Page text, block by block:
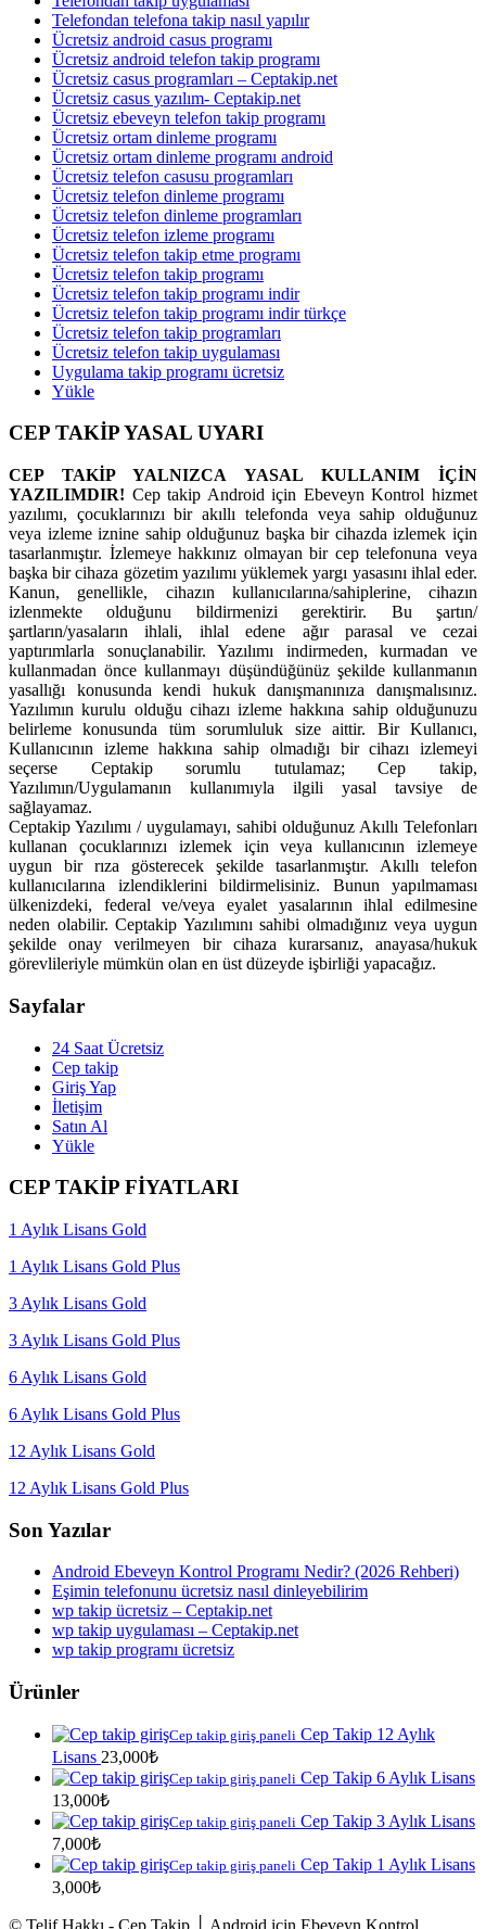
Telefondan telefona takip nasıl yapılır
Ücretsiz android casus programı
Ücretsiz android telefon takip programı
Ücretsiz casus programları – Ceptakip.net
Ücretsiz casus yazılım- Ceptakip.net
Ücretsiz ebeveyn telefon takip programı
Ücretsiz ortam dinleme programı
Ücretsiz ortam dinleme programı android
Ücretsiz telefon casusu programları
Ücretsiz telefon dinleme programı
Ücretsiz telefon dinleme programları
Ücretsiz telefon izleme programı
Ücretsiz telefon takip etme programı
Ücretsiz telefon takip programı
Ücretsiz telefon takip programı indir
Ücretsiz telefon takip programı indir türkçe
Ücretsiz telefon takip programları
Ücretsiz telefon takip uygulaması
Uygulama takip programı ücretsiz
Yükle
CEP TAKİP YASAL UYARI
CEP TAKİP YALNIZCA YASAL KULLANIM İÇİN
YAZILIMDIR! Cep takip Android için Ebeveyn Kontrol hizmet
yazılımı, çocuklarınızı bir akıllı telefonda veya sahip olduğunuz
veya izleme iznine sahip olduğunuz başka bir cihazda izlemek için
tasarlanmıştır. İzlemeye hakkınız olmayan bir cep telefonuna veya
başka bir cihaza gözetim yazılımı yüklemek yargı yasasını ihlal eder.
Kanun, genellikle, cihazın kullanıcılarına/sahiplerine, cihazın
izlenmekte olduğunu bildirmenizi gerektirir. Bu şartın/
şartların/yasaların ihlali, ihlal edene ağır parasal ve cezai
yaptırımlarla sonuçlanabilir. Yazılımı indirmeden, kurmadan ve
kullanmadan önce kullanmayı düşündüğünüz şekilde kullanmanın
yasallığı konusunda kendi hukuk danışmanınıza danışmalısınız.
Yazılımın kurulu olduğu cihazı izleme hakkına sahip olduğunuzu
belirleme konusunda tüm sorumluluk size aittir. Bir Kullanıcı,
Kullanıcının izleme hakkına sahip olmadığı bir cihazı izlemeyi
seçerse Ceptakip sorumlu tutulamaz; Cep takip,
Yazılımın/Uygulamanın kullanımıyla ilgili yasal tavsiye de
sağlayamaz.
Ceptakip Yazılımı / uygulamayı, sahibi olduğunuz Akıllı Telefonları
kullanan çocuklarınızı izlemek için veya kullanıcının izlemeye
uygun bir rıza gösterecek şekilde tasarlanmıştır. Akıllı telefon
kullanıcılarına izlendiklerini bildirmelisiniz. Bunun yapılmaması
ülkenizdeki, federal ve/veya eyalet yasalarının ihlal edilmesine
neden olabilir. Ceptakip Yazılımını sahibi olmadığınız veya uygun
şekilde onay verilmeyen bir cihaza kurarsanız, anayasa/hukuk
görevlileriyle mümkün olan en üst düzeyde işbirliği yapacağız.
Sayfalar
24 Saat Ücretsiz
Cep takip
Giriş Yap
İletişim
Satın Al
Yükle
CEP TAKİP FİYATLARI
1 Aylık Lisans Gold
1 Aylık Lisans Gold Plus
3 Aylık Lisans Gold
3 Aylık Lisans Gold Plus
6 Aylık Lisans Gold
6 Aylık Lisans Gold Plus
12 Aylık Lisans Gold
12 Aylık Lisans Gold Plus
Son Yazılar
Android Ebeveyn Kontrol Programı Nedir? (2026 Rehberi)
Eşimin telefonunu ücretsiz nasıl dinleyebilirim
wp takip ücretsiz – Ceptakip.net
wp takip uygulaması – Ceptakip.net
wp takip programı ücretsiz
Ürünler
Cep takip giriş paneli Cep Takip 12 Aylık
Lisans 23,000₺
Cep takip giriş paneli Cep Takip 6 Aylık Lisans
13,000₺
Cep takip giriş paneli Cep Takip 3 Aylık Lisans
7,000₺
Cep takip giriş paneli Cep Takip 1 Aylık Lisans
3,000₺
© Telif Hakkı - Cep Takip │ Android için Ebeveyn Kontrol